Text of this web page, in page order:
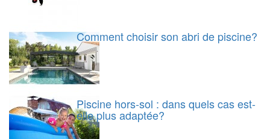
Comment choisir son abri de piscine?
Piscine hors-sol : dans quels cas est-
elle plus adaptée?